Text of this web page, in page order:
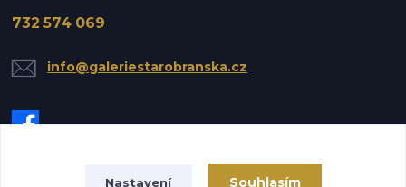
732 574 069
info@galeriestarobranska.cz
Nastavení Souhlasím